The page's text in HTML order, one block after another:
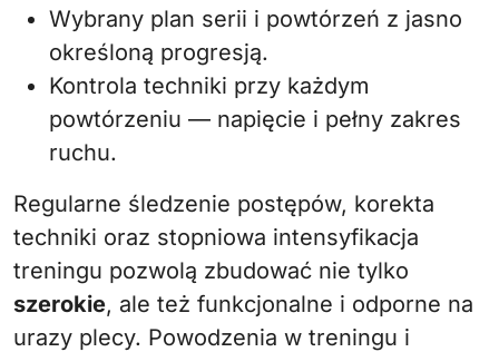
Wybrany plan serii i powtórzeń z jasno
określoną progresją.
Kontrola techniki przy każdym
powtórzeniu — napięcie i pełny zakres
ruchu.
Regularne śledzenie postępów, korekta
techniki oraz stopniowa intensyfikacja
treningu pozwolą zbudować nie tylko
szerokie, ale też funkcjonalne i odporne na
urazy plecy. Powodzenia w treningu i